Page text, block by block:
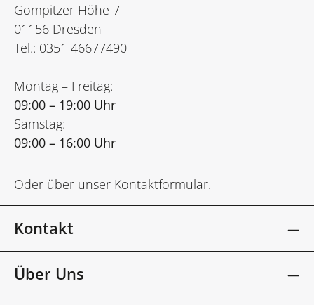
Gompitzer Höhe 7
01156 Dresden
Tel.: 0351 46677490
Montag – Freitag:
09:00 – 19:00 Uhr
Samstag:
09:00 – 16:00 Uhr
Oder über unser Kontaktformular.
Kontakt
Über Uns